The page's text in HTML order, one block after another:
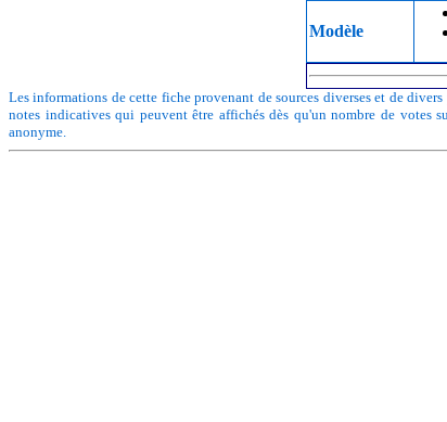
Modèle
Les informations de cette fiche provenant de sources diverses et de
notes indicatives qui peuvent être affichés dès qu'un nombre de votes
anonyme.